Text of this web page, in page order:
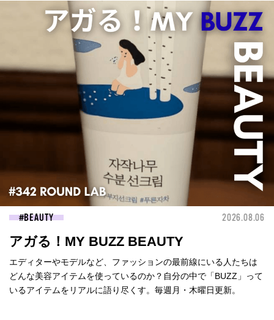
BEAUTY 2026.08.06
アガる！MY BUZZ BEAUTY
エディターやモデルなど、ファッションの最前線にいる人たちは
どんな美容アイテムを使っているのか？自分の中で「BUZZ」って
いるアイテムをリアルに語り尽くす。毎週月・木曜日更新。